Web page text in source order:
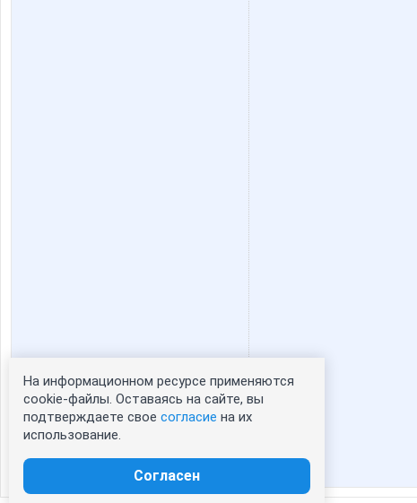
Статистика портрета:
сейчас просматривают портрет - 0
зарегистрированные пользователи
На информационном ресурсе применяются
cookie-файлы. Оставаясь на сайте, вы
подтверждаете свое согласие на их
использование.
Согласен